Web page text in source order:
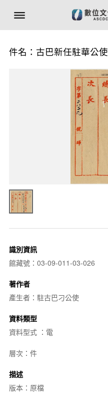
件名：古巴新任駐華公使
識別資訊
館藏號：03-09-011-03-026
著作者
產生者：駐古巴刁公使
資料類型
資料型式 ：電
層次：件
描述
版本：原檔